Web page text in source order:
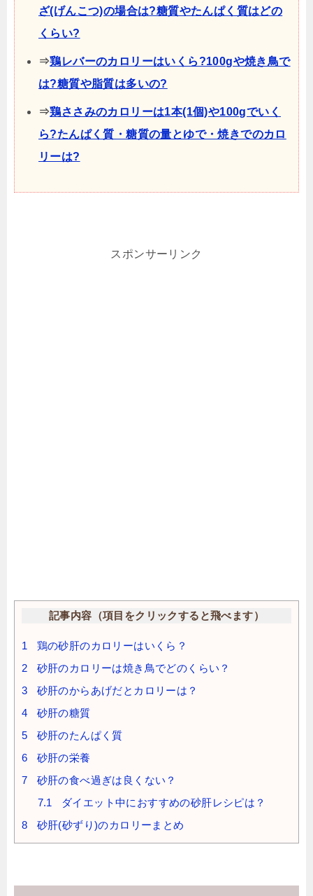
ざ(げんこつ)の場合は?糖質やたんぱく質はどの
くらい?
⇒鶏レバーのカロリーはいくら?100gや焼き鳥で
は?糖質や脂質は多いの?
⇒鶏ささみのカロリーは1本(1個)や100gでいく
ら?たんぱく質・糖質の量とゆで・焼きでのカロ
リーは?
スポンサーリンク
記事内容（項目をクリックすると飛べます）
1 鶏の砂肝のカロリーはいくら？
2 砂肝のカロリーは焼き鳥でどのくらい？
3 砂肝のからあげだとカロリーは？
4 砂肝の糖質
5 砂肝のたんぱく質
6 砂肝の栄養
7 砂肝の食べ過ぎは良くない？
7.1
ダイエット中におすすめの砂肝レシピは？
8 砂肝(砂ずり)のカロリーまとめ